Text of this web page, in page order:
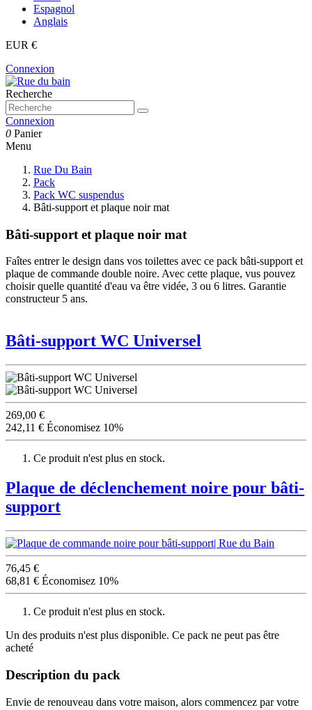
Espagnol
Anglais
EUR €
Connexion
Recherche
Connexion
0 Panier
Menu
Rue Du Bain
Pack
Pack WC suspendus
Bâti-support et plaque noir mat
Bâti-support et plaque noir mat
Faîtes entrer le design dans vos toilettes avec ce pack bâti-support et
plaque de commande double noire. Avec cette plaque, vus pouvez
choisir quelle quantité d'eau va être vidée, 3 ou 6 litres. Garantie
constructeur 5 ans.
Bâti-support WC Universel
269,00 €
242,11 € Économisez 10%
Ce produit n'est plus en stock.
Plaque de déclenchement noire pour bâti-
support
76,45 €
68,81 € Économisez 10%
Ce produit n'est plus en stock.
Un des produits n'est plus disponible. Ce pack ne peut pas être
acheté
Description du pack
Envie de renouveau dans votre maison, alors commencez par votre